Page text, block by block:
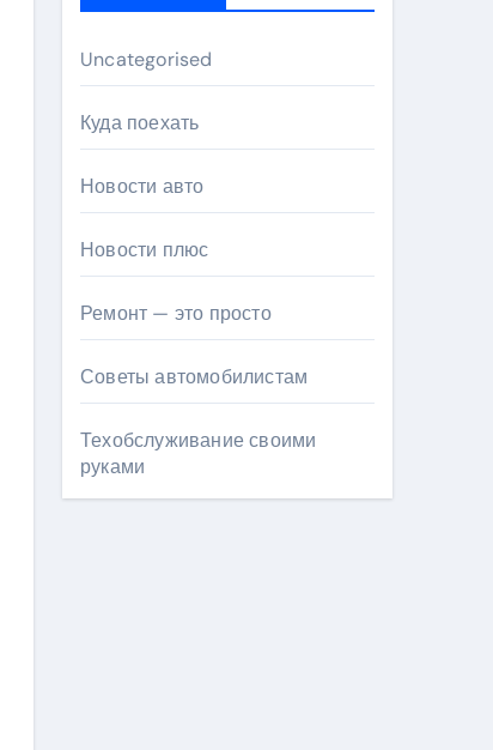
Uncategorised
Куда поехать
Новости авто
Новости плюс
Ремонт — это просто
Советы автомобилистам
Техобслуживание своими
руками